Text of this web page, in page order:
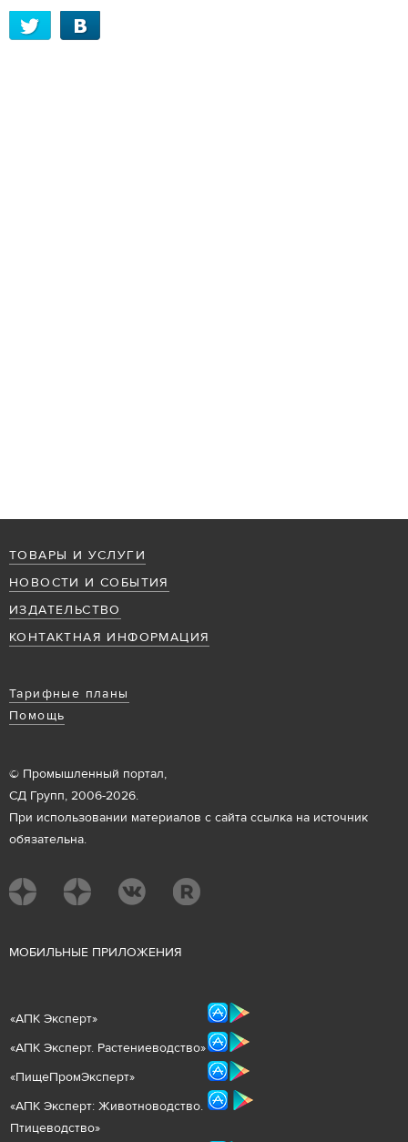
ТОВАРЫ И УСЛУГИ
НОВОСТИ И СОБЫТИЯ
ИЗДАТЕЛЬСТВО
КОНТАКТНАЯ ИНФОРМАЦИЯ
Тарифные планы
Помощь
© Промышленный портал,
СД Групп, 2006-2026.
При использовании материалов с сайта ссылка на источник
обязательна.
МОБИЛЬНЫЕ ПРИЛОЖЕНИЯ
«АПК Эксперт»
«АПК Эксперт. Растениеводство»
«ПищеПромЭксперт»
«АПК Эксперт: Животноводство.
Птицеводство»